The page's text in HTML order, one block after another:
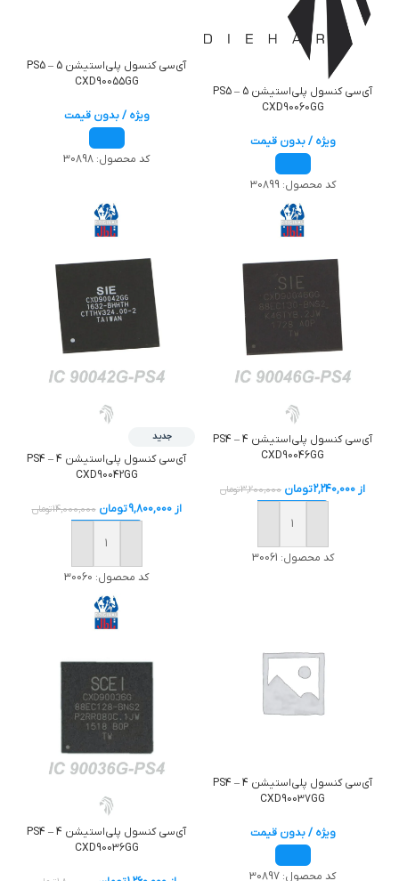
آی‌سی کنسول پلی‌استیشن 5 – PS5
CXD90060GG
ویژه / بدون قیمت
کد محصول:30899
آی‌سی کنسول پلی‌استیشن 5 – PS5
CXD90055GG
ویژه / بدون قیمت
کد محصول: 30898
آی‌سی کنسول پلی‌استیشن 4 – PS4
CXD90046GG
از 2,240,000تومان 3,200,000تومان
خرید
کد محصول: 30061
جدید
آی‌سی کنسول پلی‌استیشن 4 – PS4
CXD90042GG
از9,800,000تومان 14,000,000تومان
خرید
کد محصول: 30060
آی‌سی کنسول پلی‌استیشن 4 – PS4
CXD90037GG
ویژه / بدون قیمت
کد محصول: 30897
آی‌سی کنسول پلی‌استیشن 4 – PS4
CXD90036GG